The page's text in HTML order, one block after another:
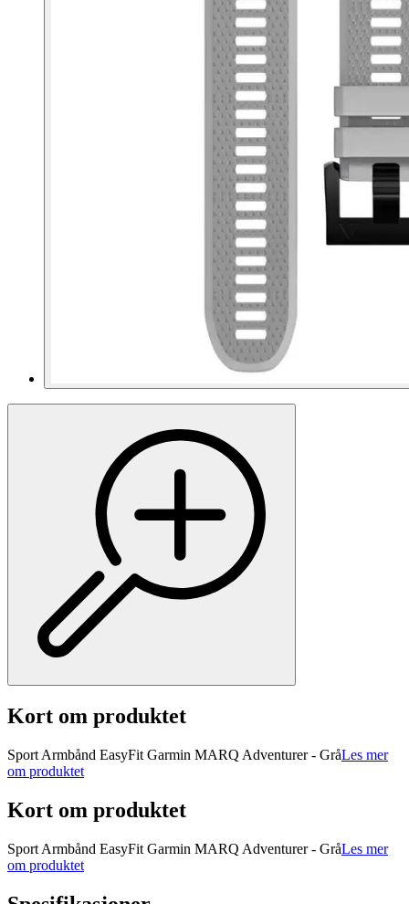
Kort om produktet
Sport Armbånd EasyFit Garmin MARQ Adventurer - GråLes mer
om produktet
Kort om produktet
Sport Armbånd EasyFit Garmin MARQ Adventurer - GråLes mer
om produktet